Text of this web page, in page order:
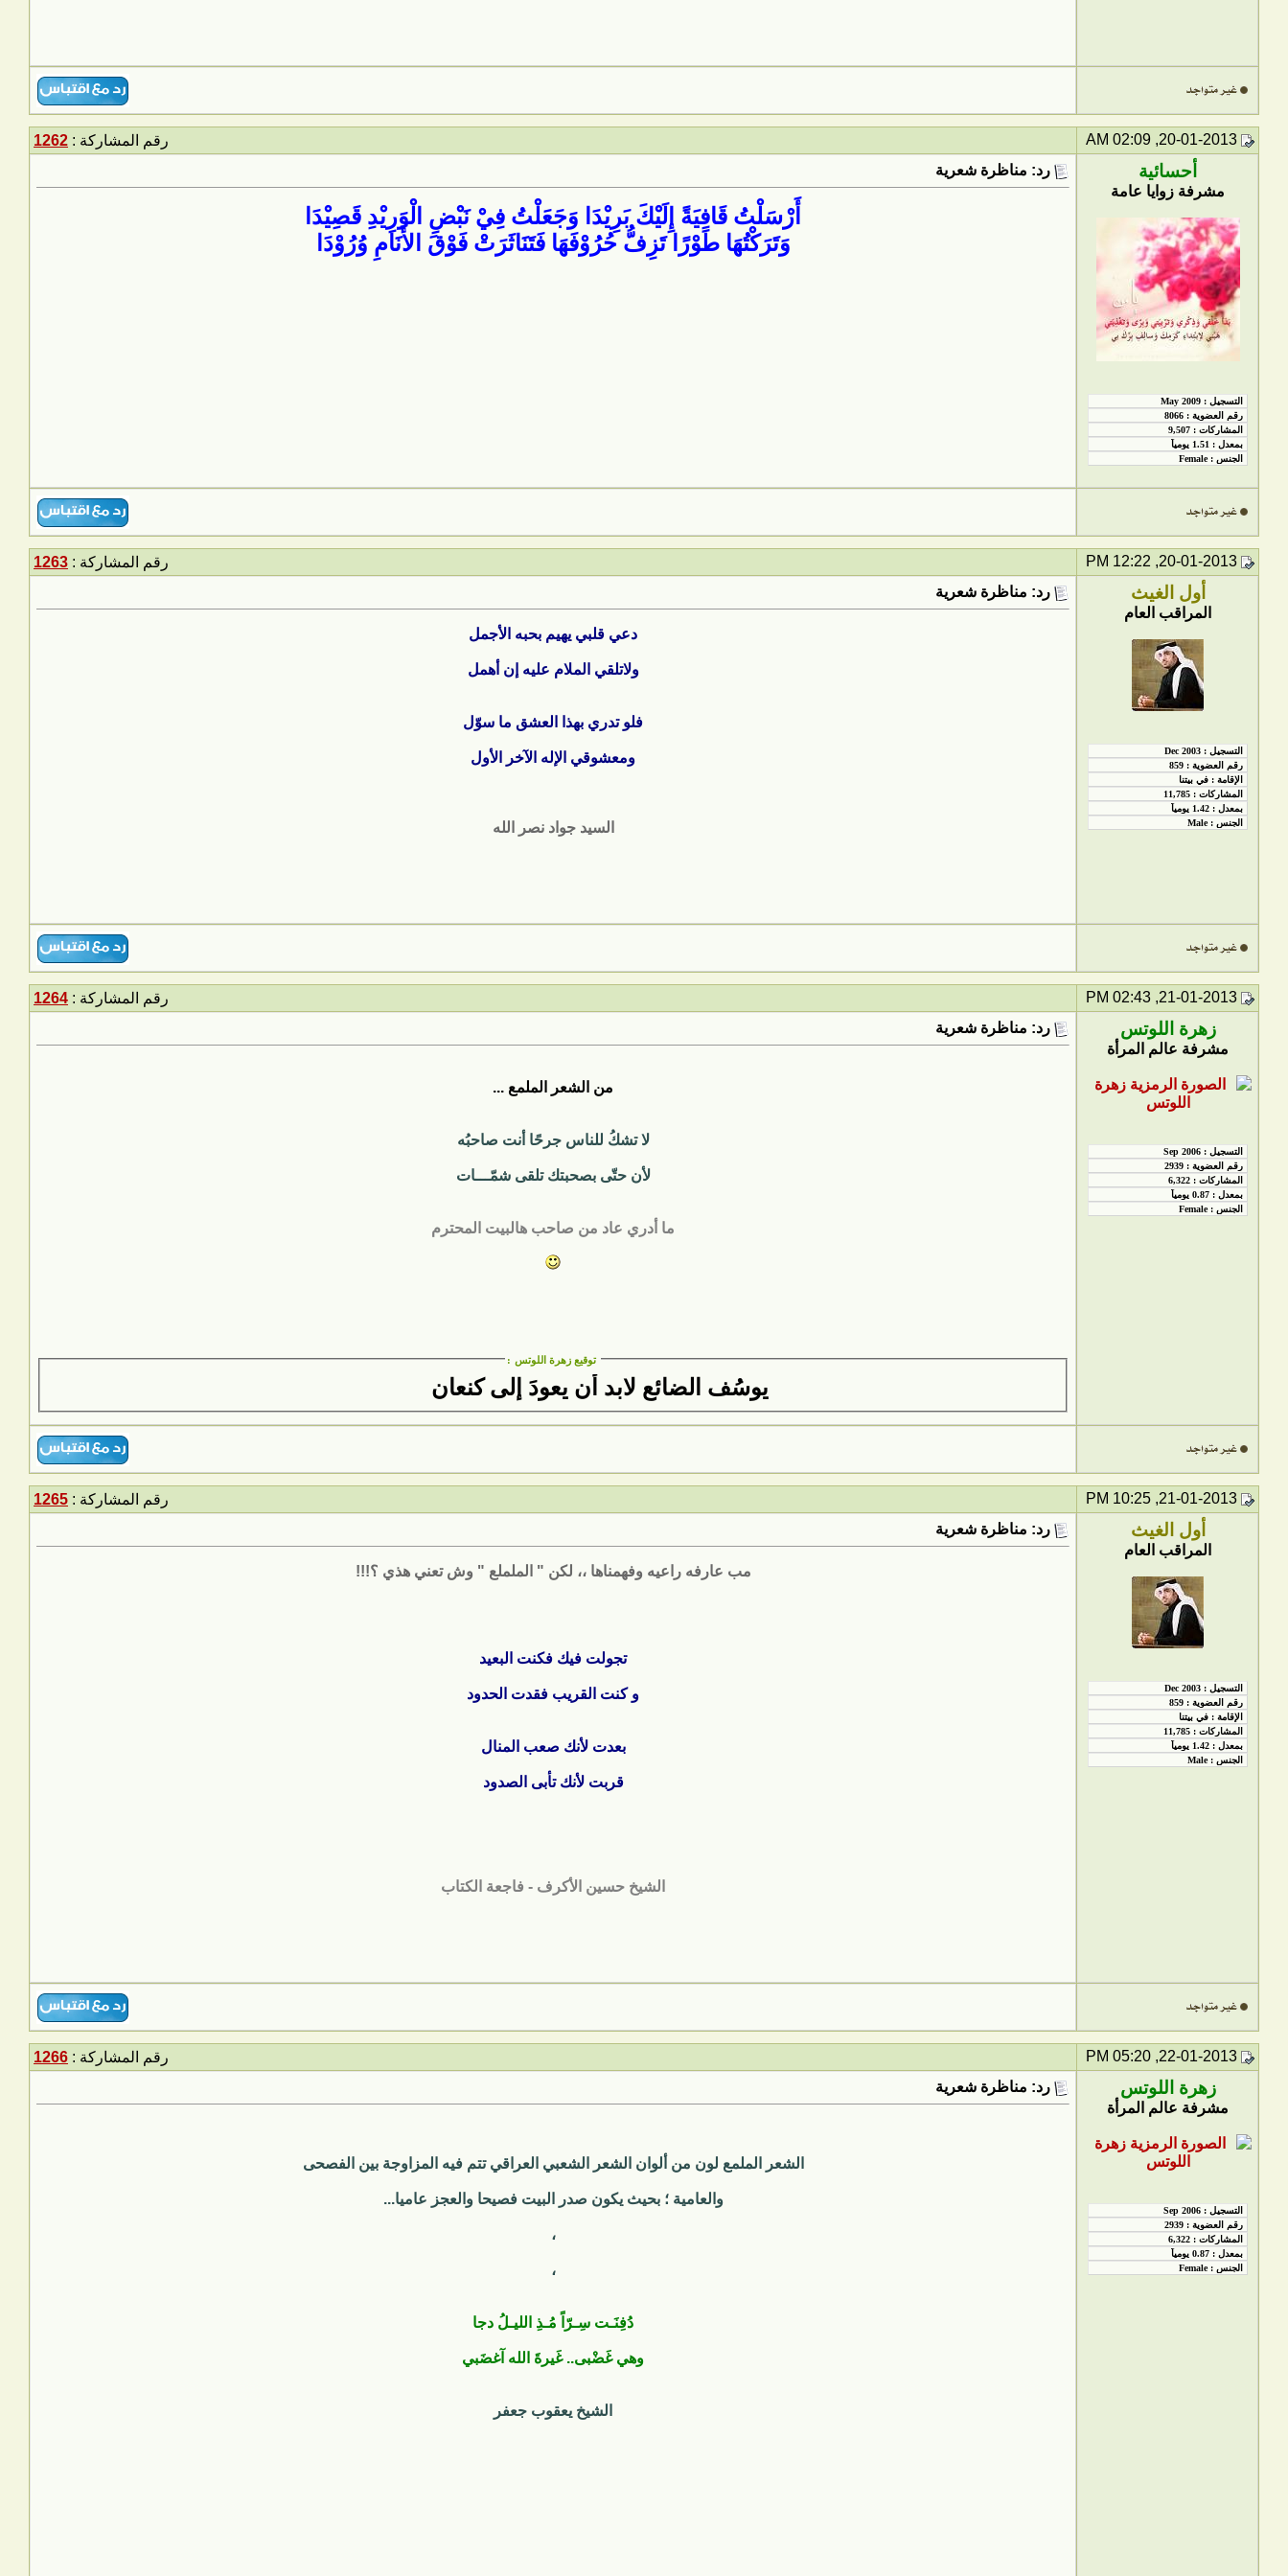
رقم المشاركة : 1262
أحسائية
مشرفة زوايا عامة
رد: مناظرة شعرية
أَرْسَلْتُ قَافِيَةً إِلَيْكَ بَرِيْدَا وَجَعَلْتُ فِيْ نَبْضِ الْوَرِيْدِ قَصِيْدَا
وَتَرَكْتُهَا طَوْرًا تَزِفُّ حُرُوْفَهَا فَتَنَاثَرَتْ فَوْقَ الأَنَامِ وُرُوْدَا
رقم المشاركة : 1263
أول الغيث
المراقب العام
رد: مناظرة شعرية
دعي قلبي يهيم بحبه الأجمل
ولاتلقي الملام عليه إن أهمل
فلو تدري بهذا العشق ما سوّل
ومعشوقي الإله الآخر الأول
السيد جواد نصر الله
رقم المشاركة : 1264
زهرة اللوتس
مشرفة عالم المرأة
رد: مناظرة شعرية
من الشعر الملمع ...
لا تشكُ للناس جرحًا أنت صاحبُه
لأن حتّى بصحبتك تلقى شمّـــات
ما أدري عاد من صاحب هالبيت المحترم
توقيع زهرة اللوتس :
يوسُف الضائع لابد أن يعودَ إلى كنعان
رقم المشاركة : 1265
أول الغيث
المراقب العام
رد: مناظرة شعرية
مب عارفه راعيه وفهمناها ،، لكن " الململع " وش تعني هذي ؟!!!
تجولت فيك فكنت البعيد
و كنت القريب فقدت الحدود
بعدت لأنك صعب المنال
قربت لأنك تأبى الصدود
الشيخ حسين الأكرف - فاجعة الكتاب
رقم المشاركة : 1266
زهرة اللوتس
مشرفة عالم المرأة
رد: مناظرة شعرية
الشعر الملمع لون من ألوان الشعر الشعبي العراقي تتم فيه المزاوجة بين الفصحى
والعامية ؛ بحيث يكون صدر البيت فصيحا والعجز عاميا...
،
،
دُفِنَـت سِـرّاً مُـذِ الليـلُ دجا
وهي غَضْبى.. غَيرةَ الله آغضَبي
الشيخ يعقوب جعفر